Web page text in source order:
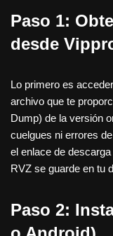
Paso 1:
desde
Lo primero es
archivo que te
Dump) de la versión
cuelgues ni errores
el enlace de
RVZ se guarde en tu
Paso 2: